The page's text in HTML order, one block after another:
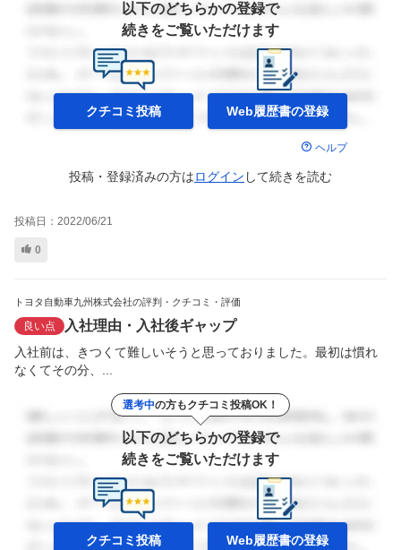
以下のどちらかの登録で
続きをご覧いただけます
クチコミ投稿 Web履歴書の登録
ヘルプ
投稿・登録済みの方はログイン して続きを読む
投稿日： 2022/06/21
0
トヨタ自動車九州株式会社の評判・クチコミ・評価
良い点 入社理由・入社後ギャップ
入社前は、きつくて難しいそうと思っておりました。最初は慣れ
なくてその分、...
選考中の方もクチコミ投稿OK！
以下のどちらかの登録で
続きをご覧いただけます
クチコミ投稿 Web履歴書の登録